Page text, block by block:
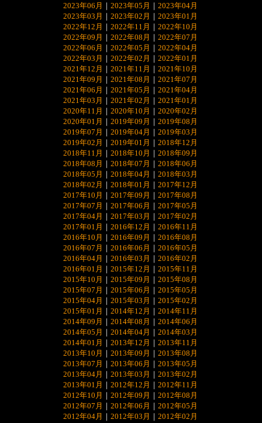
2023年06月 ｜ 2023年05月 ｜ 2023年04月
2023年03月 ｜ 2023年02月 ｜ 2023年01月
2022年12月 ｜ 2022年11月 ｜ 2022年10月
2022年09月 ｜ 2022年08月 ｜ 2022年07月
2022年06月 ｜ 2022年05月 ｜ 2022年04月
2022年03月 ｜ 2022年02月 ｜ 2022年01月
2021年12月 ｜ 2021年11月 ｜ 2021年10月
2021年09月 ｜ 2021年08月 ｜ 2021年07月
2021年06月 ｜ 2021年05月 ｜ 2021年04月
2021年03月 ｜ 2021年02月 ｜ 2021年01月
2020年11月 ｜ 2020年10月 ｜ 2020年02月
2020年01月 ｜ 2019年09月 ｜ 2019年08月
2019年07月 ｜ 2019年04月 ｜ 2019年03月
2019年02月 ｜ 2019年01月 ｜ 2018年12月
2018年11月 ｜ 2018年10月 ｜ 2018年09月
2018年08月 ｜ 2018年07月 ｜ 2018年06月
2018年05月 ｜ 2018年04月 ｜ 2018年03月
2018年02月 ｜ 2018年01月 ｜ 2017年12月
2017年10月 ｜ 2017年09月 ｜ 2017年08月
2017年07月 ｜ 2017年06月 ｜ 2017年05月
2017年04月 ｜ 2017年03月 ｜ 2017年02月
2017年01月 ｜ 2016年12月 ｜ 2016年11月
2016年10月 ｜ 2016年09月 ｜ 2016年08月
2016年07月 ｜ 2016年06月 ｜ 2016年05月
2016年04月 ｜ 2016年03月 ｜ 2016年02月
2016年01月 ｜ 2015年12月 ｜ 2015年11月
2015年10月 ｜ 2015年09月 ｜ 2015年08月
2015年07月 ｜ 2015年06月 ｜ 2015年05月
2015年04月 ｜ 2015年03月 ｜ 2015年02月
2015年01月 ｜ 2014年12月 ｜ 2014年11月
2014年09月 ｜ 2014年08月 ｜ 2014年06月
2014年05月 ｜ 2014年04月 ｜ 2014年03月
2014年01月 ｜ 2013年12月 ｜ 2013年11月
2013年10月 ｜ 2013年09月 ｜ 2013年08月
2013年07月 ｜ 2013年06月 ｜ 2013年05月
2013年04月 ｜ 2013年03月 ｜ 2013年02月
2013年01月 ｜ 2012年12月 ｜ 2012年11月
2012年10月 ｜ 2012年09月 ｜ 2012年08月
2012年07月 ｜ 2012年06月 ｜ 2012年05月
2012年04月 ｜ 2012年03月 ｜ 2012年02月